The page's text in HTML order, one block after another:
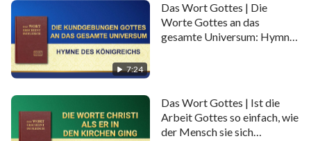
7:24
Das Wort Gottes | Die
Worte Gottes an das
gesamte Universum: Hymne
Das Wort Gottes | Ist die
Arbeit Gottes so einfach, wie
der Mensch sie sich